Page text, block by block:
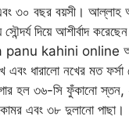
এবং ৩০ বছর বয়সী। আল্লাহ
দিয়ে আশীর্বাদ
kahini online
এবং ধারালো নখের মত ফর্সা
হল ৩৬-সি ফুঁকানো
কোমর এবং ৩৮ দুলানো